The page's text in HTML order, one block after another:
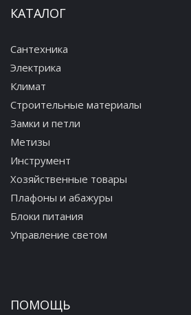
КАТАЛОГ
Сантехника
Электрика
Климат
Строительные материалы
Замки и петли
Метизы
Инструмент
Хозяйственные товары
Плафоны и абажуры
Блоки питания
Управление светом
ПОМОЩЬ